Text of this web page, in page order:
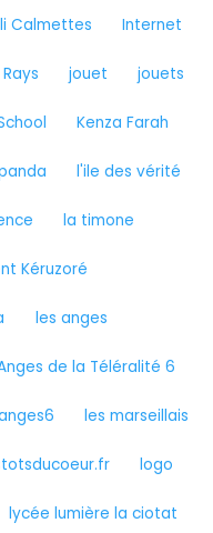
Calmettes Internet
jouet jouets
Kenza Farah
l'ile des vérité
la timone
Kéruzoré
les anges
de la Téléralité 6
les marseillais
logo
lycée lumière la ciotat